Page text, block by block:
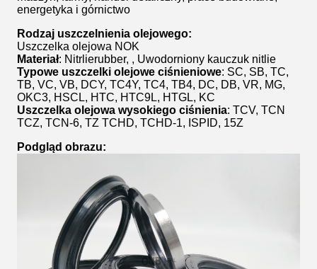
energetyka i górnictwo
Rodzaj uszczelnienia olejowego:
Uszczelka olejowa NOK
Materiał: Nitrlierubber, , Uwodorniony kauczuk nitlie
Typowe uszczelki olejowe ciśnieniowe: SC, SB, TC,
TB, VC, VB, DCY, TC4Y, TC4, TB4, DC, DB, VR, MG,
OKC3, HSCL, HTC, HTC9L, HTGL, KC
Uszczelka olejowa wysokiego ciśnienia: TCV, TCN
TCZ, TCN-6, TZ TCHD, TCHD-1, ISPID, 15Z
Podgląd obrazu: